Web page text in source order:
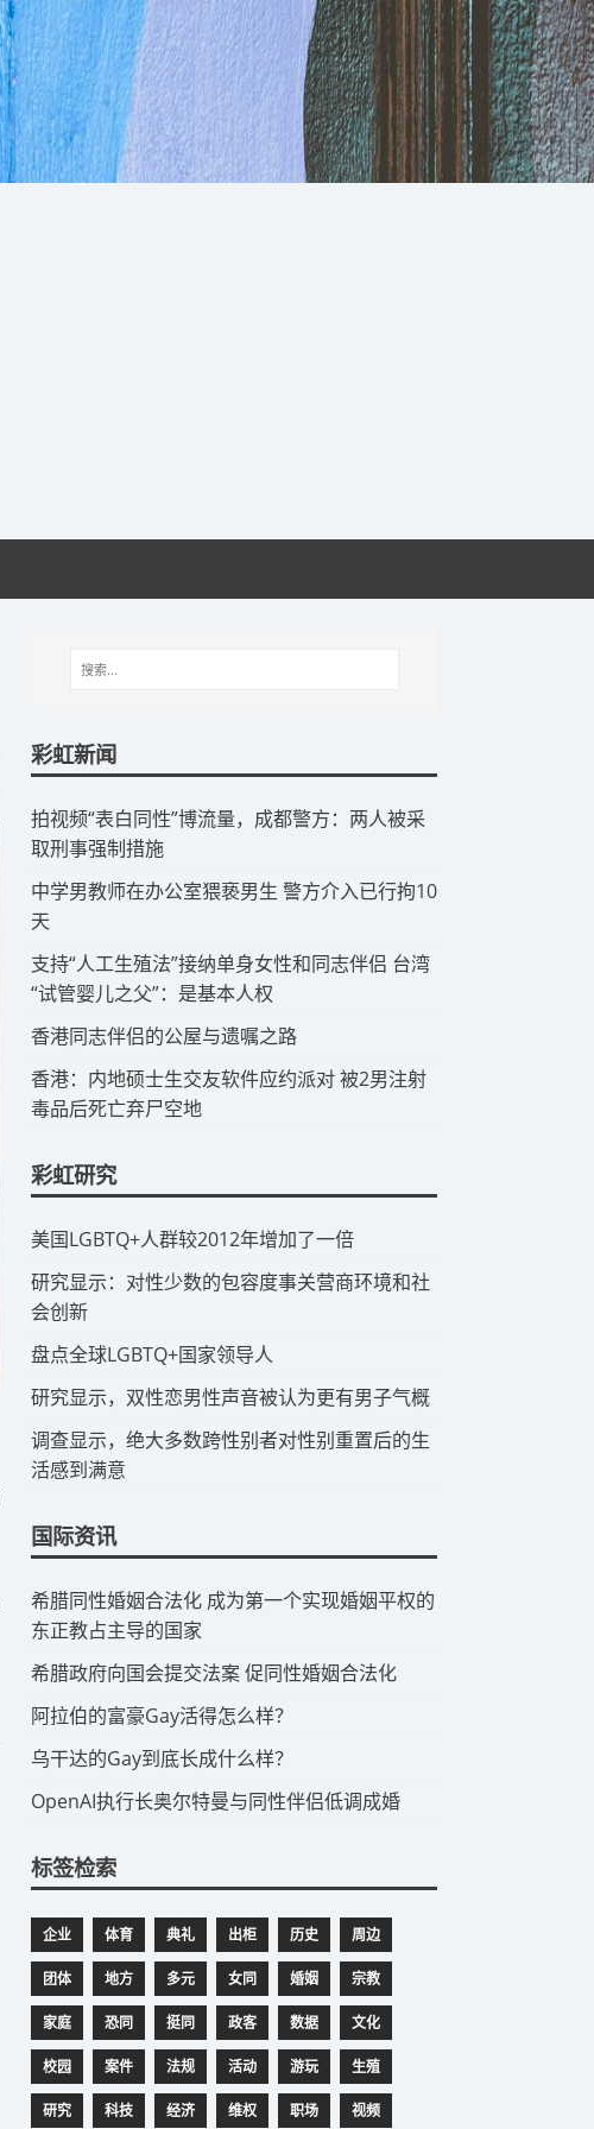
彩虹新闻
拍视频“表白同性”博流量，成都警方：两人被采
取刑事强制措施
​中学男教师在办公室猥亵男生 警方介入已行拘10
天
​支持“人工生殖法”接纳单身女性和同志伴侣 台湾
“试管婴儿之父”：是基本人权
​香港同志伴侣的公屋与遗嘱之路
​香港：内地硕士生交友软件应约派对 被2男注射
毒品后死亡弃尸空地
彩虹研究
​美国LGBTQ+人群较2012年增加了一倍
​研究显示：对性少数的包容度事关营商环境和社
会创新
​盘点全球LGBTQ+国家领导人
研究显示，双性恋男性声音被认为更有男子气概
调查显示，绝大多数跨性别者对性别重置后的生
活感到满意
国际资讯
​希腊同性婚姻合法化 成为第一个实现婚姻平权的
东正教占主导的国家
​希腊政府向国会提交法案 促同性婚姻合法化
​阿拉伯的富豪Gay活得怎么样？
​乌干达的Gay到底长成什么样？
​OpenAI执行长奥尔特曼与同性伴侣低调成婚
标签检索
企业 体育 典礼 出柜 历史 周边
团体 地方 多元 女同 婚姻 宗教
家庭 恐同 挺同 政客 数据 文化
校园 案件 法规 活动 游玩 生殖
研究 科技 经济 维权 职场 视频